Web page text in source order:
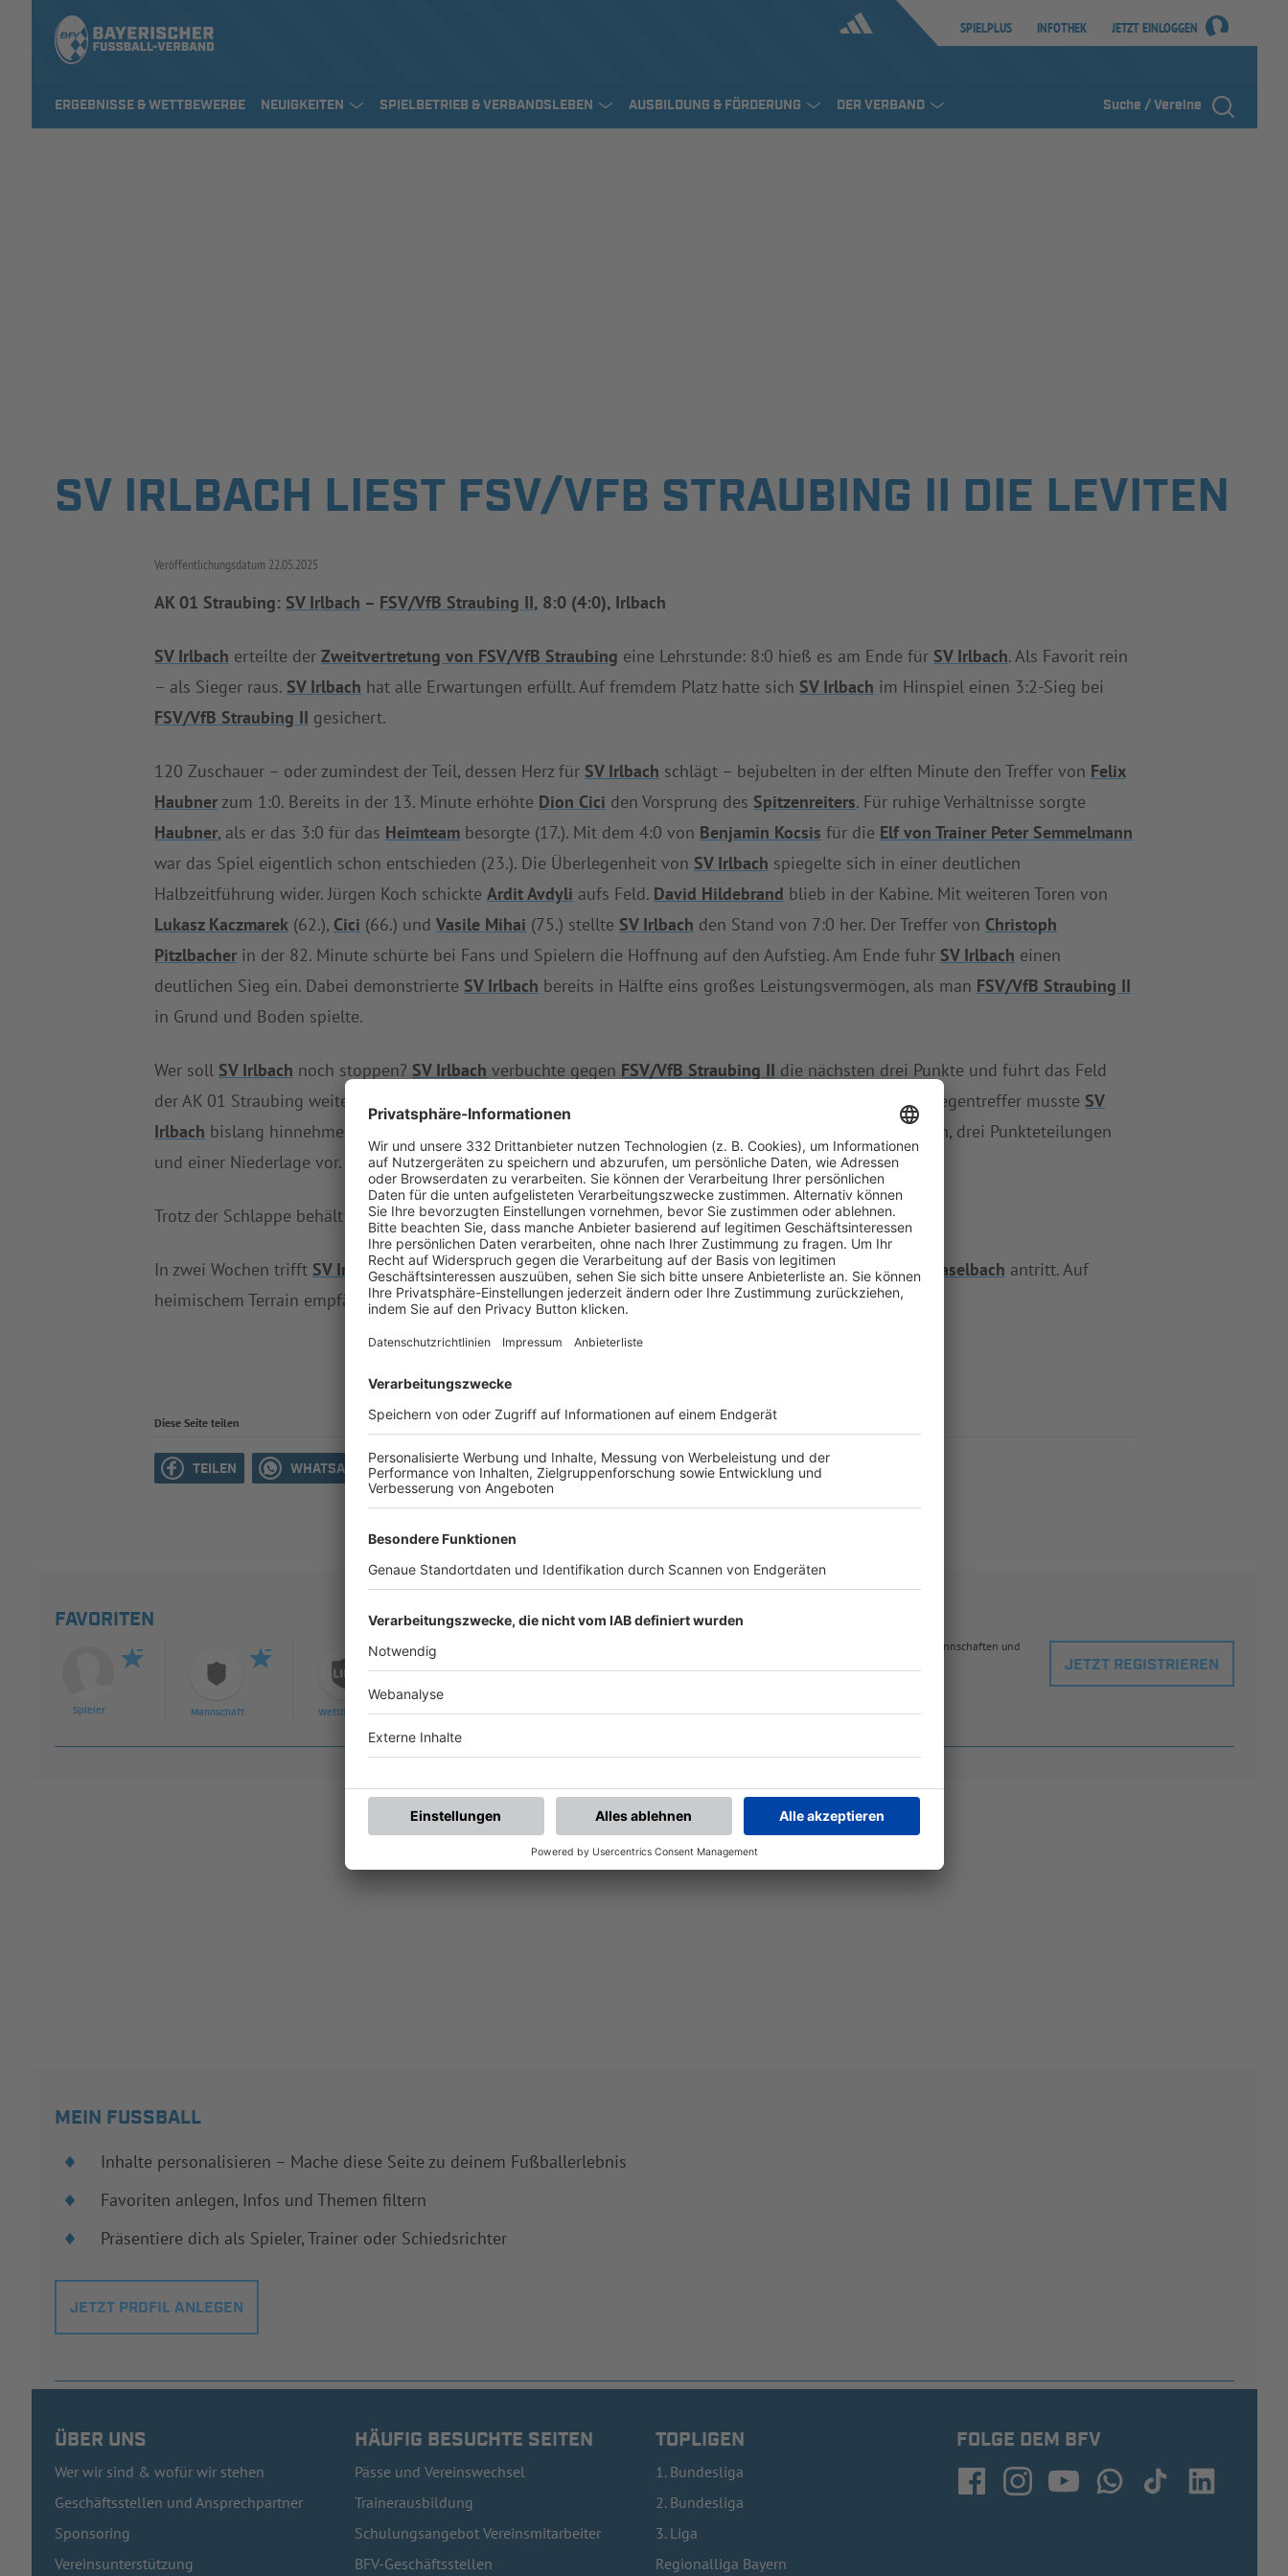
SPIELPLUS INFOTHEK JETZT EINLOGGEN
ERGEBNISSE & WETTBEWERBE NEUIGKEITEN SPIELBETRIEB & VERBANDSLEBEN AUSBILDUNG & FÖRDERUNG DER VERBAND Suche / Vereine
SV IRLBACH LIEST FSV/VFB STRAUBING II DIE LEVITEN
Veröffentlichungsdatum 22.05.2025
AK 01 Straubing: SV Irlbach – FSV/VfB Straubing II, 8:0 (4:0), Irlbach
SV Irlbach erteilte derZweitvertretung von FSV/VfB Straubing eine Lehrstunde: 8:0 hieß es am Ende für SV Irlbach. Als Favorit rein
– als Sieger raus. SV Irlbach hat alle Erwartungen erfüllt. Auf fremdem Platz hatte sich SV Irlbach im Hinspiel einen 3:2-Sieg bei
FSV/VfB Straubing II gesichert.
120 Zuschauer – oder zumindest der Teil, dessen Herz für SV Irlbach schlägt – bejubelten in der elften Minute den Treffer von Felix
Haubner zum 1:0. Bereits in der 13. Minute erhöhte Dion Cici den Vorsprung des Spitzenreiters. Für ruhige Verhältnisse sorgte
Haubner, als er das 3:0 für das Heimteam besorgte (17.). Mit dem 4:0 von Benjamin Kocsis für die Elf von Trainer Peter Semmelmann
war das Spiel eigentlich schon entschieden (23.). Die Überlegenheit von SV Irlbach spiegelte sich in einer deutlichen
Halbzeitführung wider. Jürgen Koch schickteArdit Avdyli aufs Feld. David Hildebrand blieb in der Kabine. Mit weiteren Toren von
Lukasz Kaczmarek (62.), Cici (66.) undVasile Mihai (75.) stellte SV Irlbach den Stand von 7:0 her. Der Treffer von Christoph
Pitzlbacher in der 82. Minute schürte bei Fans und Spielern die Hoffnung auf den Aufstieg. Am Ende fuhr SV Irlbach einen
deutlichen Sieg ein. Dabei demonstrierte SV Irlbach bereits in Hälfte eins großes Leistungsvermögen, als man FSV/VfB Straubing II
in Grund und Boden spielte.
Wer soll SV Irlbach noch stoppen? SV Irlbach verbuchte gegen FSV/VfB Straubing II die nächsten drei Punkte und führt das Feld
der AK 01 Straubing weiter an. An der Abwehr von
ist so gut wie kein Vorbeikommen. Erst 19 Gegentreffer musste SV
Irlbach bislang hinnehmen.
weist in dieser Saison mittlerweile die stolze Bilanz von 15 Erfolgen, drei Punkteteilungen
und einer Niederlage vor. Elf Spiele währt bereits die Serie, in derSV Irlbachungeschlagen ist.
Trotz der Schlappe behält FSV/VfB Straubing II den sechsten Tabellenplatz bei.
In zwei Wochen trifft SV Irlbachauf den nächsten Prüfstein, wenn man am 18.05.2025 beiSG Mitterfels/Haselbach antritt. Auf
heimischem Terrain empfängtFSV/VfB Straubing IIim nächsten MatchSG Mitterfels/Haselbach.
Diese Seite teilen
TEILEN WHATSAPP MAIL
FAVORITEN
Spieler Mannschaft Wettbewerb
Nach der Registrierung kannst du dir Favoriten setzen. So bist du ganz nah an deinen Lieblingsspielern, Mannschaften und
Ligen, die dann direkt hier angezeigt werden.
JETZT REGISTRIEREN
MEIN FUSSBALL
Inhalte personalisieren – Mache diese Seite zu deinem Fußballerlebnis
Favoriten anlegen, Infos und Themen filtern
Präsentiere dich als Spieler, Trainer oder Schiedsrichter
JETZT PROFIL ANLEGEN
ÜBER UNS
Wer wir sind & wofür wir stehen
Geschäftsstellen und Ansprechpartner
Sponsoring
Vereinsunterstützung
HÄUFIG BESUCHTE SEITEN
Pässe und Vereinswechsel
Trainerausbildung
Schulungsangebot Vereinsmitarbeiter
BFV-Geschäftsstellen
TOPLIGEN
1. Bundesliga
2. Bundesliga
3. Liga
Regionalliga Bayern
FOLGE DEM BFV